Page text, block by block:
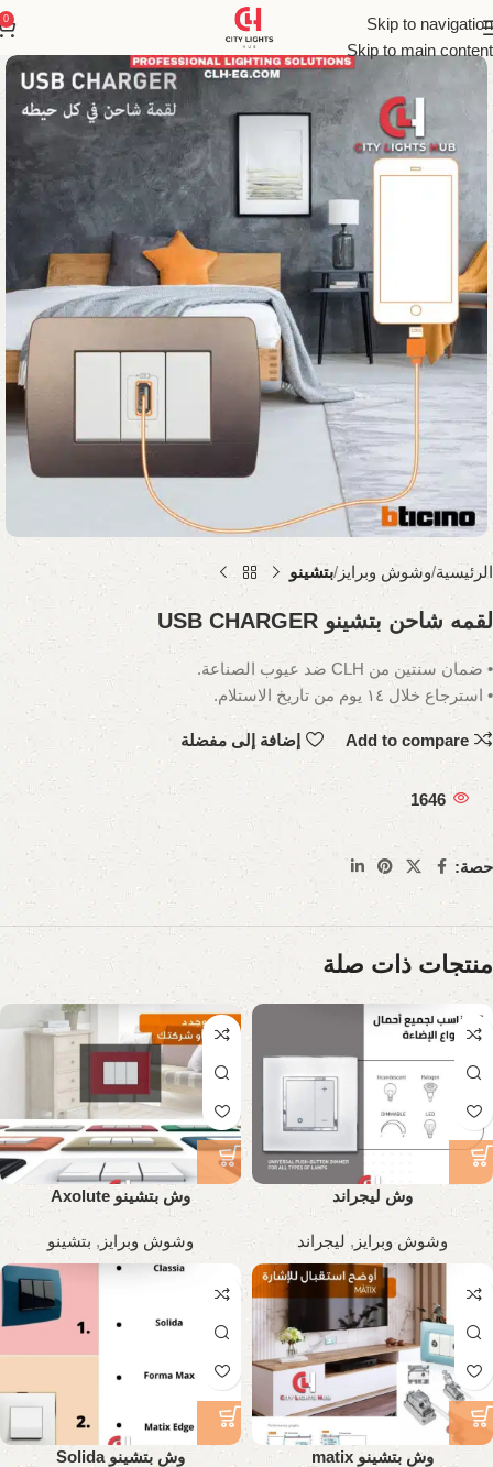
Skip to navigation
Skip to main content
0
الرئيسية وشوش وبرايز بتشينو
لقمه شاحن بتشينو USB CHARGER
• ضمان سنتين من CLH ضد عيوب الصناعة.
• استرجاع خلال ١٤ يوم من تاريخ الاستلام.
Add to compare إضافة إلى مفضلة
1646
حصة:
منتجات ذات صلة
وش ليجراند
وشوش وبرايز , ليجراند
وش بتشينو Axolute
وشوش وبرايز , بتشينو
وش بتشينو matix وش بتشينو Solida